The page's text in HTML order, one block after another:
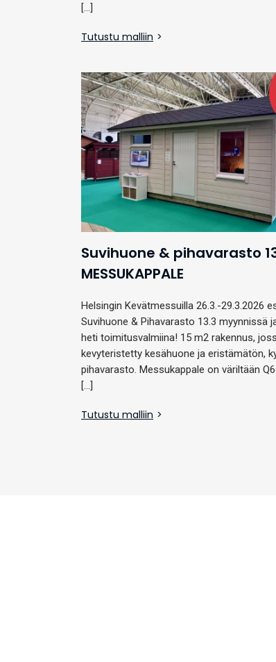
[…]
Tutustu malliin
Suvihuone & pihavarasto
MESSUKAPPALE
Helsingin Kevätmessuilla 26.3.-29.3.2026
Suvihuone & Pihavarasto 13.3 myynnissä
heti toimitusvalmiina! 15 m2 rakennus,
kevyteristetty kesähuone ja eristämätön,
pihavarasto. Messukappale on väriltään
[…]
Tutustu malliin